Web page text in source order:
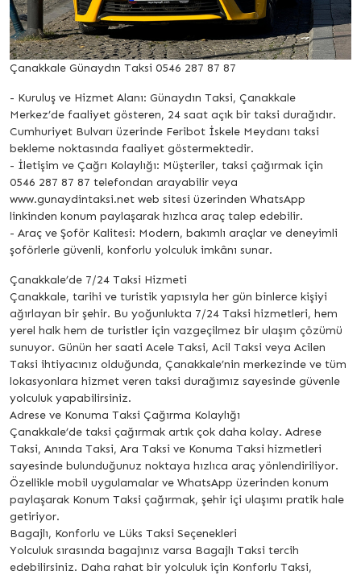
Çanakkale Günaydın Taksi 0546 287 87 87
- Kuruluş ve Hizmet Alanı: Günaydın Taksi, Çanakkale
Merkez’de faaliyet gösteren, 24 saat açık bir taksi durağıdır.
Cumhuriyet Bulvarı üzerinde Feribot İskele Meydanı taksi
bekleme noktasında faaliyet göstermektedir.
- İletişim ve Çağrı Kolaylığı: Müşteriler, taksi çağırmak için
0546 287 87 87 telefondan arayabilir veya
www.gunaydintaksi.net web sitesi üzerinden WhatsApp
linkinden konum paylaşarak hızlıca araç talep edebilir.
- Araç ve Şoför Kalitesi: Modern, bakımlı araçlar ve deneyimli
şoförlerle güvenli, konforlu yolculuk imkânı sunar.
Çanakkale’de 7/24 Taksi Hizmeti
Çanakkale, tarihi ve turistik yapısıyla her gün binlerce kişiyi
ağırlayan bir şehir. Bu yoğunlukta 7/24 Taksi hizmetleri, hem
yerel halk hem de turistler için vazgeçilmez bir ulaşım çözümü
sunuyor. Günün her saati Acele Taksi, Acil Taksi veya Acilen
Taksi ihtiyacınız olduğunda, Çanakkale’nin merkezinde ve tüm
lokasyonlara hizmet veren taksi durağımız sayesinde güvenle
yolculuk yapabilirsiniz.
Adrese ve Konuma Taksi Çağırma Kolaylığı
Çanakkale’de taksi çağırmak artık çok daha kolay. Adrese
Taksi, Anında Taksi, Ara Taksi ve Konuma Taksi hizmetleri
sayesinde bulunduğunuz noktaya hızlıca araç yönlendiriliyor.
Özellikle mobil uygulamalar ve WhatsApp üzerinden konum
paylaşarak Konum Taksi çağırmak, şehir içi ulaşımı pratik hale
getiriyor.
Bagajlı, Konforlu ve Lüks Taksi Seçenekleri
Yolculuk sırasında bagajınız varsa Bagajlı Taksi tercih
edebilirsiniz. Daha rahat bir yolculuk için Konforlu Taksi,